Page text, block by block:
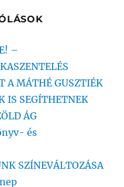
–
A MÁTHÉ GUSZTIÉK
IS SEGÍTHETNEK
ÁG
és
SZÍNEVÁLTOZÁSA